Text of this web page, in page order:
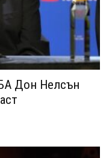
Дон Нелсън